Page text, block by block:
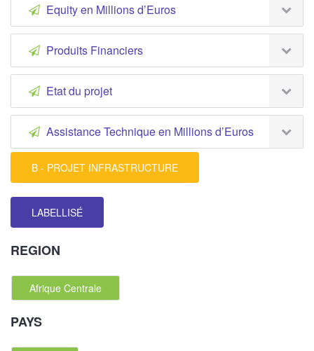
Equity en Millions d’Euros
Produits Financiers
Etat du projet
Assistance Technique en Millions d’Euros
B - PROJET INFRASTRUCTURE
LABELLISÉ
REGION
Afrique Centrale
PAYS